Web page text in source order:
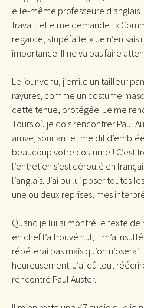
elle-même professeure
travail, elle me demande : «
regarde, stupéfaite. « Je n’en sais
importance. Il ne va pas faire
Le jour venu, j’enfile un tailleur
rayures, comme un costume
cette tenue, protégée. Je me
Tours où je dois rencontrer Paul
arrive, souriant et me dit
beaucoup votre costume ! C’est
l’entretien s’est déroulé en
l’anglais. J’ai pu lui poser toutes
une ou deux reprises, mes
Quand je lui ai montré le texte
en chef l’a trouvé nul, il m’a
répéterai pas mais qu’on
heureusement. J’ai dû tout
rencontré Paul Auster.